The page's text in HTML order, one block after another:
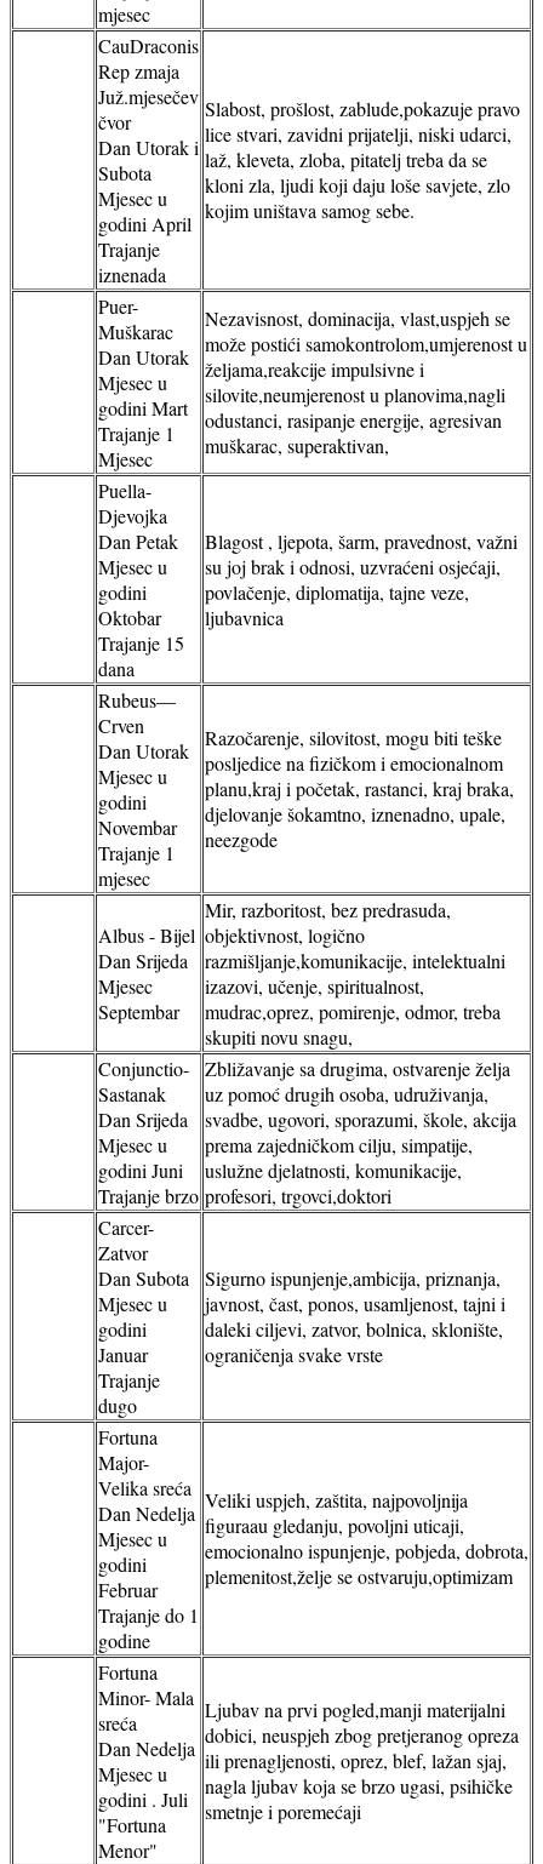
mjesec
CauDraconis
Rep zmaja
Juž.mjesečev
čvor
Dan Utorak i
Subota
Mjesec u
godini April
Trajanje
iznenada
Slabost, prošlost, zablude,pokazuje pravo
lice stvari, zavidni prijatelji, niski udarci,
laž, kleveta, zloba, pitatelj treba da se
kloni zla, ljudi koji daju loše savjete, zlo
kojim uništava samog sebe.
Puer-
Muškarac
Dan Utorak
Mjesec u
godini Mart
Trajanje 1
Mjesec
Nezavisnost, dominacija, vlast,uspjeh se
može postići samokontrolom,umjerenost u
željama,reakcije impulsivne i
silovite,neumjerenost u planovima,nagli
odustanci, rasipanje energije, agresivan
muškarac, superaktivan,
Puella-
Djevojka
Dan Petak
Mjesec u
godini
Oktobar
Trajanje 15
dana
Blagost , ljepota, šarm, pravednost, važni
su joj brak i odnosi, uzvraćeni osjećaji,
povlačenje, diplomatija, tajne veze,
ljubavnica
Rubeus—
Crven
Dan Utorak
Mjesec u
godini
Novembar
Trajanje 1
mjesec
Razočarenje, silovitost, mogu biti teške
posljedice na fizičkom i emocionalnom
planu,kraj i početak, rastanci, kraj braka,
djelovanje šokamtno, iznenadno, upale,
neezgode
Albus - Bijel
Dan Srijeda
Mjesec
Septembar
Mir, razboritost, bez predrasuda,
objektivnost, logično
razmišljanje,komunikacije, intelektualni
izazovi, učenje, spiritualnost,
mudrac,oprez, pomirenje, odmor, treba
skupiti novu snagu,
Conjunctio-
Sastanak
Dan Srijeda
Mjesec u
godini Juni
Trajanje brzo
Zbližavanje sa drugima, ostvarenje želja
uz pomoć drugih osoba, udruživanja,
svadbe, ugovori, sporazumi, škole, akcija
prema zajedničkom cilju, simpatije,
uslužne djelatnosti, komunikacije,
profesori, trgovci,doktori
Carcer-
Zatvor
Dan Subota
Mjesec u
godini
Januar
Trajanje
dugo
Sigurno ispunjenje,ambicija, priznanja,
javnost, čast, ponos, usamljenost, tajni i
daleki ciljevi, zatvor, bolnica, sklonište,
ograničenja svake vrste
Fortuna
Major-
Velika sreća
Dan Nedelja
Mjesec u
godini
Februar
Trajanje do 1
godine
Veliki uspjeh, zaštita, najpovoljnija
figuraau gledanju, povoljni uticaji,
emocionalno ispunjenje, pobjeda, dobrota,
plemenitost,želje se ostvaruju,optimizam
Fortuna
Minor- Mala
sreća
Dan Nedelja
Mjesec u
godini . Juli
"Fortuna
Menor"
Ljubav na prvi pogled,manji materijalni
dobici, neuspjeh zbog pretjeranog opreza
ili prenagljenosti, oprez, blef, lažan sjaj,
nagla ljubav koja se brzo ugasi, psihičke
smetnje i poremećaji